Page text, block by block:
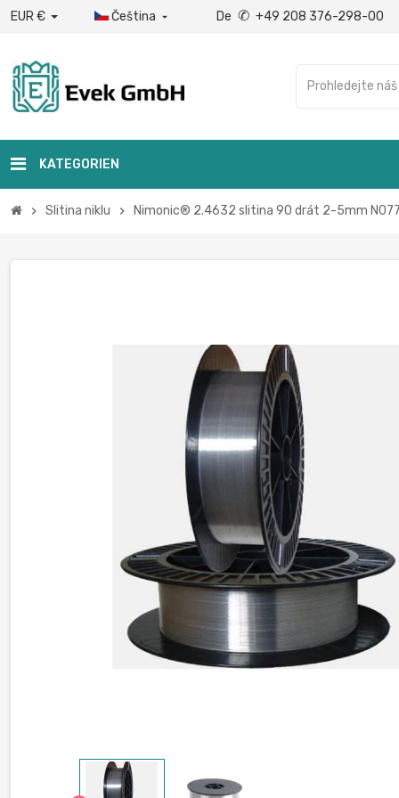
EUR € Čeština  De ✆ +49 208 376-298-00
KATEGORIEN
chevron_right Slitina niklu chevron_right Nimonic® 2.4632 slitina 90 drát 2-5mm